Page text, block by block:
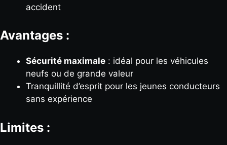
accident
Avantages :
Sécurité maximale : idéal pour les véhicules
neufs ou de grande valeur
Tranquillité d’esprit pour les jeunes conducteurs
sans expérience
Limites :